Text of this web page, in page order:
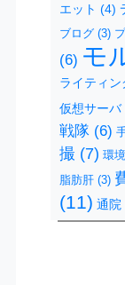
エット (4)
ブログ (3)
(6) モ
ライティン
仮想サーバ
戦隊 (6)
撮 (7) 環
脂肪肝 (3)
(11) 通院